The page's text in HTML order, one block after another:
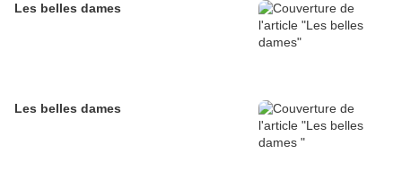
Les belles dames
Les belles dames